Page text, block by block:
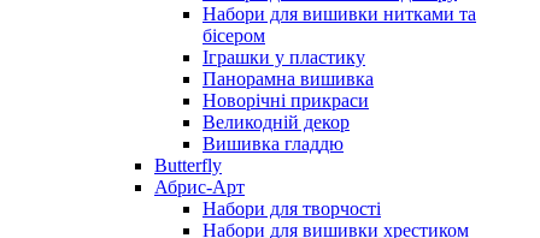
Набори для вишивки нитками та
бісером
Іграшки у пластику
Панорамна вишивка
Новорічні прикраси
Великодній декор
Вишивка гладдю
Butterfly
Абрис-Арт
Набори для творчості
Набори для вишивки хрестиком